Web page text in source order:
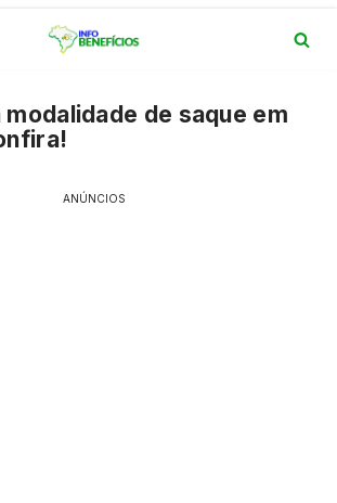
modalidade de saque em
ANÚNCIOS